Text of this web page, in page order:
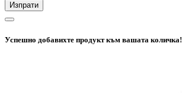
Изпрати
Успешно добавихте продукт към вашата количка!